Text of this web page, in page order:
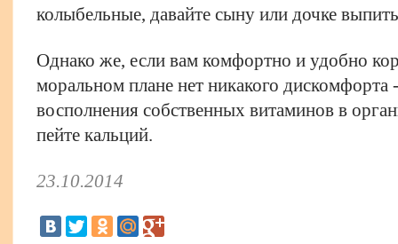
колыбельные, давайте сыну или дочке
Однако же, если вам комфортно и удобно
моральном плане нет никакого дискомфорта
восполнения собственных витаминов в
пейте кальций.
23.10.2014